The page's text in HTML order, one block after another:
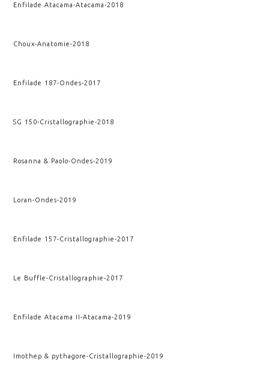
Enfilade Atacama-Atacama-2018
Choux-Anatomie-2018
Enfilade 187-Ondes-2017
SG 150-Cristallographie-2018
Rosanna & Paolo-Ondes-2019
Loran-Ondes-2019
Enfilade 157-Cristallographie-2017
Le Buffle-Cristallographie-2017
Enfilade Atacama II-Atacama-2019
Imothep & pythagore-Cristallographie-2019